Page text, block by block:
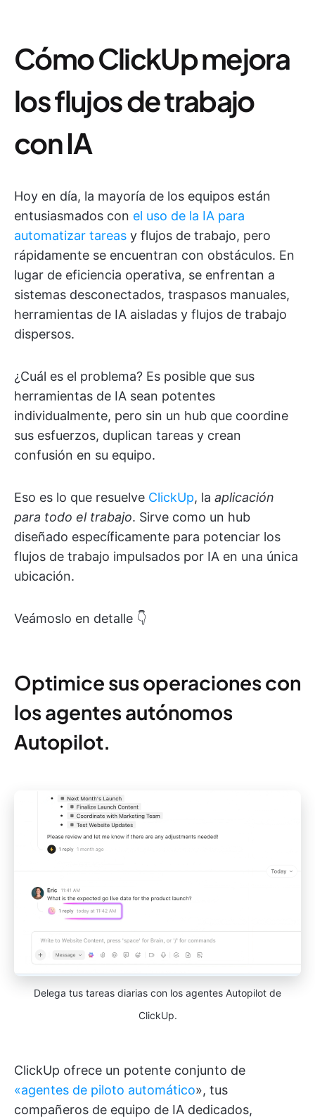
Cómo ClickUp mejora
los flujos de trabajo
con IA
Hoy en día, la mayoría de los equipos están
entusiasmados con el uso de la IA para
automatizar tareas y flujos de trabajo, pero
rápidamente se encuentran con obstáculos. En
lugar de eficiencia operativa, se enfrentan a
sistemas desconectados, traspasos manuales,
herramientas de IA aisladas y flujos de trabajo
dispersos.
¿Cuál es el problema? Es posible que sus
herramientas de IA sean potentes
individualmente, pero sin un hub que coordine
sus esfuerzos, duplican tareas y crean
confusión en su equipo.
Eso es lo que resuelve ClickUp, la aplicación
para todo el trabajo. Sirve como un hub
diseñado específicamente para potenciar los
flujos de trabajo impulsados por IA en una única
ubicación.
Veámoslo en detalle 👇
Optimice sus operaciones con
los agentes autónomos
Autopilot.
Delega tus tareas diarias con los agentes Autopilot de
ClickUp.
ClickUp ofrece un potente conjunto de
«agentes de piloto automático», tus
compañeros de equipo de IA dedicados,